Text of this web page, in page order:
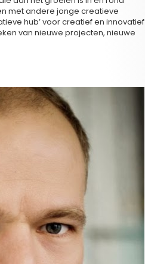
met andere jonge creatieve
hub’ voor creatief en innovatief
van nieuwe projecten, nieuwe